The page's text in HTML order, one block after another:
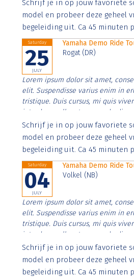
imperdiet. Nunc ut sem vitae risus
Schrijf je in op jouw favoriete
model en probeer deze geheel
begeleiding uit. Ca 45 minuten
Saturday
25
JULY
Yamaha Demo Ride
Rogat (DR)
Lorem ipsum dolor sit amet,
elit. Suspendisse varius enim in
tristique. Duis cursus, mi quis
interdum nulla, ut commodo
Aenean faucibus nibh et justo
imperdiet. Nunc ut sem vitae risus
Schrijf je in op jouw favoriete
model en probeer deze geheel
begeleiding uit. Ca 45 minuten
Saturday
04
JULY
Yamaha Demo Ride
Volkel (NB)
Lorem ipsum dolor sit amet,
elit. Suspendisse varius enim in
tristique. Duis cursus, mi quis
interdum nulla, ut commodo
Aenean faucibus nibh et justo
imperdiet. Nunc ut sem vitae risus
Schrijf je in op jouw favoriete
model en probeer deze geheel
begeleiding uit. Ca 45 minuten